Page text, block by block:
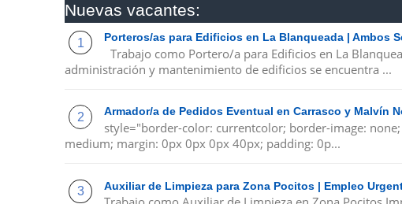
Nuevas vacantes:
Porteros/as para Edificios en La Blanqueada | Ambos
Trabajo como Portero/a para Edificios en La
administración y mantenimiento de edificios se encuentra ...
Armador/a de Pedidos Eventual en Carrasco y Malvín
style="border-color: currentcolor; border-image:
medium; margin: 0px 0px 0px 40px; padding: 0p...
Auxiliar de Limpieza para Zona Pocitos | Empleo